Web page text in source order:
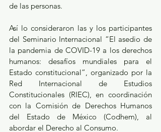
de las personas.
Así lo consideraron las y los participantes
del Seminario Internacional “El asedio de
la pandemia de COVID-19 a los derechos
humanos: desafíos mundiales para el
Estado constitucional”, organizado por la
Red Internacional de Estudios
Constitucionales (RIEC), en coordinación
con la Comisión de Derechos Humanos
del Estado de México (Codhem), al
abordar el Derecho al Consumo.